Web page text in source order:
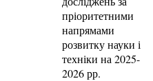
пріоритетними
напрямами
розвитку науки і
техніки на 2025-
2026 рр.